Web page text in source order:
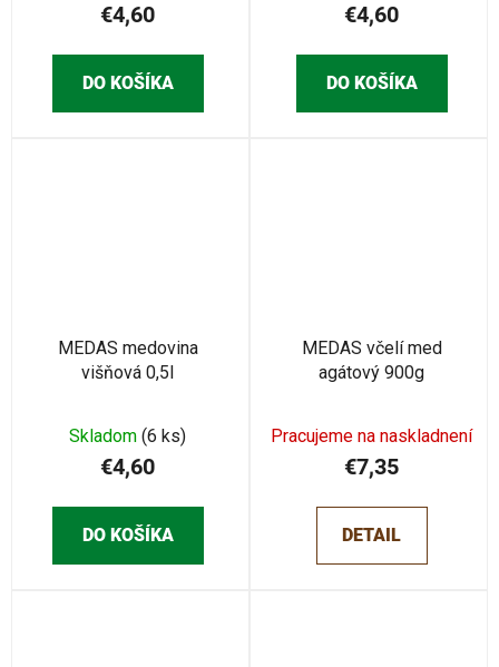
€4,60
DO KOŠÍKA
€4,60
DO KOŠÍKA
MEDAS medovina
višňová 0,5l
Skladom (6 ks)
€4,60
DO KOŠÍKA
MEDAS včelí med
agátový 900g
Pracujeme na naskladnení
€7,35
DETAIL